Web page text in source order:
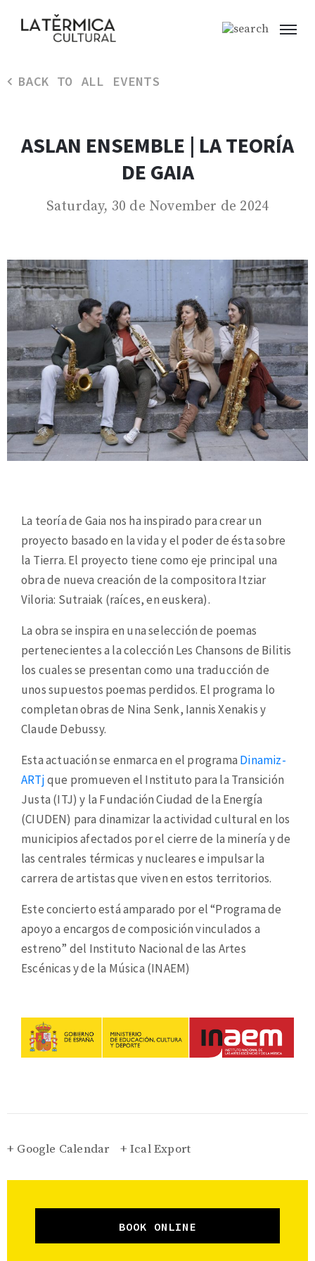
BACK TO ALL EVENTS
ASLAN ENSEMBLE | LA TEORÍA
DE GAIA
Saturday, 30 de November de 2024
La teoría de Gaia nos ha inspirado para crear un
proyecto basado en la vida y el poder de ésta sobre
la Tierra. El proyecto tiene como eje principal una
obra de nueva creación de la compositora Itziar
Viloria: Sutraiak (raíces, en euskera).
La obra se inspira en una selección de poemas
pertenecientes a la colección Les Chansons de Bilitis
los cuales se presentan como una traducción de
unos supuestos poemas perdidos. El programa lo
completan obras de Nina Senk, Iannis Xenakis y
Claude Debussy.
Esta actuación se enmarca en el programa Dinamiz-
ARTjque promueven el Instituto para la Transición
Justa (ITJ) y la Fundación Ciudad de la Energía
(CIUDEN) para dinamizar la actividad cultural en los
municipios afectados por el cierre de la minería y de
las centrales térmicas y nucleares e impulsar la
carrera de artistas que viven en estos territorios.
Este concierto está amparado por el “Programa de
apoyo a encargos de composición vinculados a
estreno” del Instituto Nacional de las Artes
Escénicas y de la Música (INAEM)
+ Google Calendar + Ical Export
BOOK ONLINE